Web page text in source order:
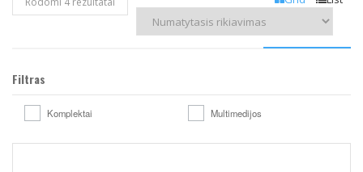
Filtras
Komplektai Multimedijos